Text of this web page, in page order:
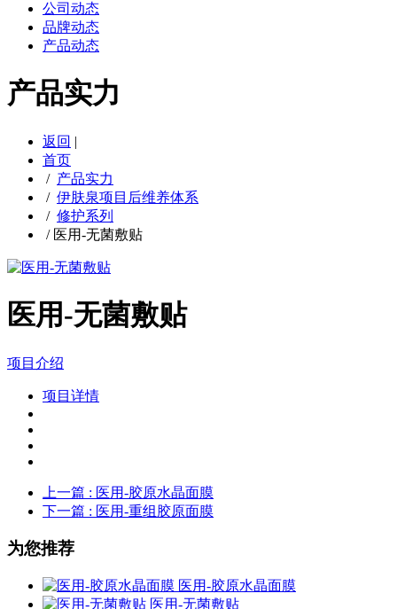
公司动态
品牌动态
产品动态
产品实力
返回 |
首页
/ 产品实力
/ 伊肤泉项目后维养体系
/ 修护系列
/ 医用-无菌敷贴
医用-无菌敷贴
项目介绍
项目详情
上一篇 : 医用-胶原水晶面膜
下一篇 : 医用-重组胶原面膜
为您推荐
医用-胶原水晶面膜
医用-无菌敷贴